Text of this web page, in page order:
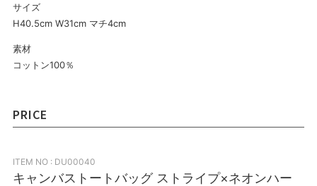
サイズ
H40.5cm W31cm マチ4cm
素材
コットン100％
PRICE
ITEM NO : DU00040
キャンバストートバッグ ストライプ×ネオンハー